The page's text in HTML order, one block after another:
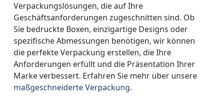
Verpackungslösungen, die auf Ihre
Geschäftsanforderungen zugeschnitten sind. Ob
Sie bedruckte Boxen, einzigartige Designs oder
spezifische Abmessungen benötigen, wir können
die perfekte Verpackung erstellen, die Ihre
Anforderungen erfüllt und die Präsentation Ihrer
Marke verbessert. Erfahren Sie mehr über unsere
maßgeschneiderte Verpackung.